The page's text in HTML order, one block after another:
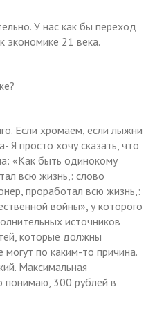
У нас как бы переход
экономике 21 века.
Если хромаем, если лыжни
Я просто хочу сказать, что
«Как быть одинокому
всю жизнь,: слово
проработал всю жизнь,:
войны», у которого
источников
которые должны
по каким-то причина.
Максимальная
понимаю, 300 рублей в